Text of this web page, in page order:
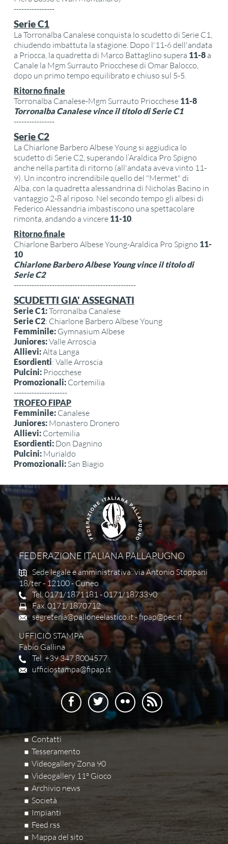
----------------
Serie C1
La Torronalba Canalese conquista lo scudetto di Serie C1,
chiudendo imbattuta la stagione. Dopo l'11-6 dell'andata
a Priocca, la quadretta di Marco Battaglino supera 11-8 a
Canale la Mgm Surrauto Priocchese di Omar Balocco,
dopo un primo tempo equilibrato e chiuso sul 5-5.
Ritorno finale
Torronalba Canalese-Mgm Surrauto Priocchese 11-8
Torronalba Canalese vince il titolo di Serie C1
----------------
Serie C2
La Chiarlone Barbero Albese Young si aggiudica lo
scudetto di Serie C2, superando l’Araldica Pro Spigno
anche nella partita di ritorno (all'andata aveva vinto 11-
9). Un incontro increndibile quello del "Mermet" di
Alba, con la quadretta alessandrina di Nicholas Bacino in
vantaggio 2-8 al riposo. Nel secondo tempo gli albesi di
Federico Alessandria imbastiscono una spettacolare
rimonta, andando a vincere 11-10.
Ritorno finale
Chiarlone Barbero Albese Young-Araldica Pro Spigno 11-
10
Chiarlone Barbero Albese Young vince il titolo di
Serie C2
------------------------------------------------
SCUDETTI GIA' ASSEGNATI
Serie C1:Torronalba Canalese
Serie C2: Chiarlone Barbero Albese Young
Femminile: Gymnasium Albese
Juniores:Valle Arroscia
Allievi:Alta Langa
Esordienti: Valle Arroscia
Pulcini: Priocchese
Promozionali: Cortemilia
---------------------
TROFEO FIPAP
Femminile: Canalese
Juniores: Monastero Dronero
Allievi: Cortemilia
Esordienti: Don Dagnino
Pulcini: Murialdo
Promozionali: San Biagio
FEDERAZIONE ITALIANA PALLAPUGNO
Sede legale e amministrativa: via Antonio Stoppani
18/ter - 12100 - Cuneo
Tel. 0171/1871181 - 0171/1873390
Fax. 0171/1870712
segreteria@palloneelastico.it-fipap@pec.it
UFFICIO STAMPA
Fabio Gallina
Tel. +39 347 8004577
ufficiostampa@fipap.it
Contatti
Tesseramento
Videogallery Zona 90
Videogallery 11° Gioco
Archivio news
Società
Impianti
Feed rss
Mappa del sito